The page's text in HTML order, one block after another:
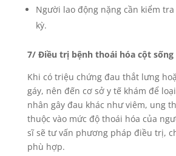
Người lao động nặng cần kiểm
kỳ.
7/ Điều trị bệnh thoái hóa cột sống
Khi có triệu chứng đau thắt lưng
gáy, nên đến cơ sở y tế khám để
nhân gây đau khác như viêm, ung
thuộc vào mức độ thoái hóa của
sĩ sẽ tư vấn phương pháp điều trị,
phù hợp.